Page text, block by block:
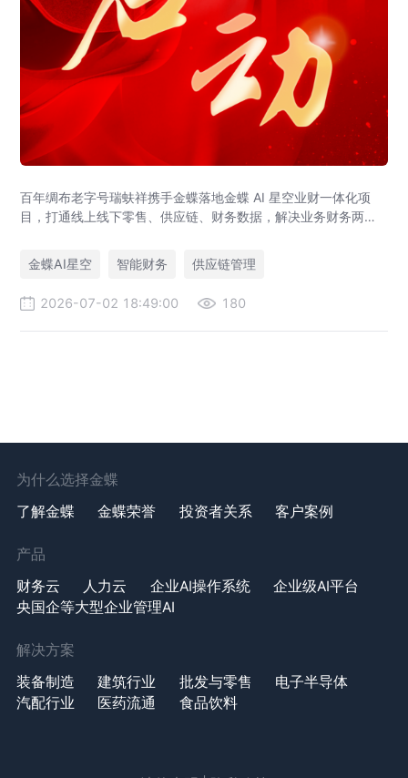
百年绸布老字号瑞蚨祥携手金蝶落地金蝶 AI 星空业财一体化项
目，打通线上线下零售、供应链、财务数据，解决业务财务两张
金蝶AI星空
智能财务 供应链管理
2026-07-02 18:49:00 180
为什么选择金蝶
了解金蝶
金蝶荣誉 投资者关系 客户案例
产品
财务云
人力云 企业AI操作系统
企业级AI平台
央国企等大型企业管理AI
解决方案
装备制造
建筑行业 批发与零售
电子半导体
汽配行业
医药流通 食品饮料